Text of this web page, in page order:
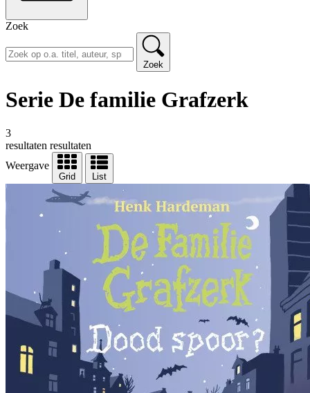
Zoek
Zoek
Serie De familie Grafzerk
3
resultaten resultaten
Weergave
Grid List